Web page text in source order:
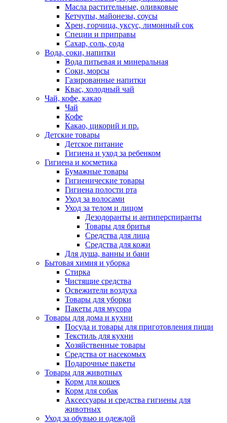
Масла растительные, оливковые
Кетчупы, майонезы, соусы
Хрен, горчица, уксус, лимонный сок
Специи и приправы
Сахар, соль, сода
Вода, соки, напитки
Вода питьевая и минеральная
Соки, морсы
Газированные напитки
Квас, холодный чай
Чай, кофе, какао
Чай
Кофе
Какао, цикорий и пр.
Детские товары
Детское питание
Гигиена и уход за ребенком
Гигиена и косметика
Бумажные товары
Гигиенические товары
Гигиена полости рта
Уход за волосами
Уход за телом и лицом
Дезодоранты и антиперспиранты
Товары для бритья
Средства для лица
Средства для кожи
Для душа, ванны и бани
Бытовая химия и уборка
Стирка
Чистящие средства
Освежители воздуха
Товары для уборки
Пакеты для мусора
Товары для дома и кухни
Посуда и товары для приготовления пищи
Текстиль для кухни
Хозяйственные товары
Средства от насекомых
Подарочные пакеты
Товары для животных
Корм для кошек
Корм для собак
Аксессуары и средства гигиены для
животных
Уход за обувью и одеждой